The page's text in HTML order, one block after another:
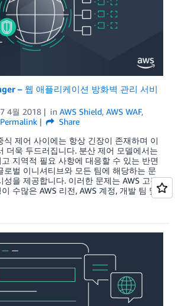
– 웹 애플리케이션 방화벽 관리 서비
4월 2018 in AWS Shield, AWS WAF,
Permalink
Share
식 제어 사이에는 항상 긴장이 존재하며 이
더욱 두드러집니다. 분산 제어 모델에서는
지역적 필요 사항에 대응할 수 있는 반면
로벌 이니셔티브와 모든 팀에 해당하는 문
을 제공합니다. 이러한 문제는 AWS 고객
수많은 AWS 리전, AWS 계정, 개발 팀 및